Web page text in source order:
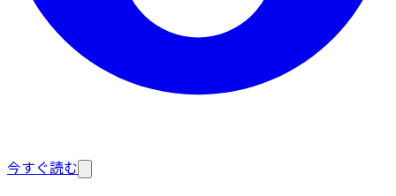
今すぐ読む